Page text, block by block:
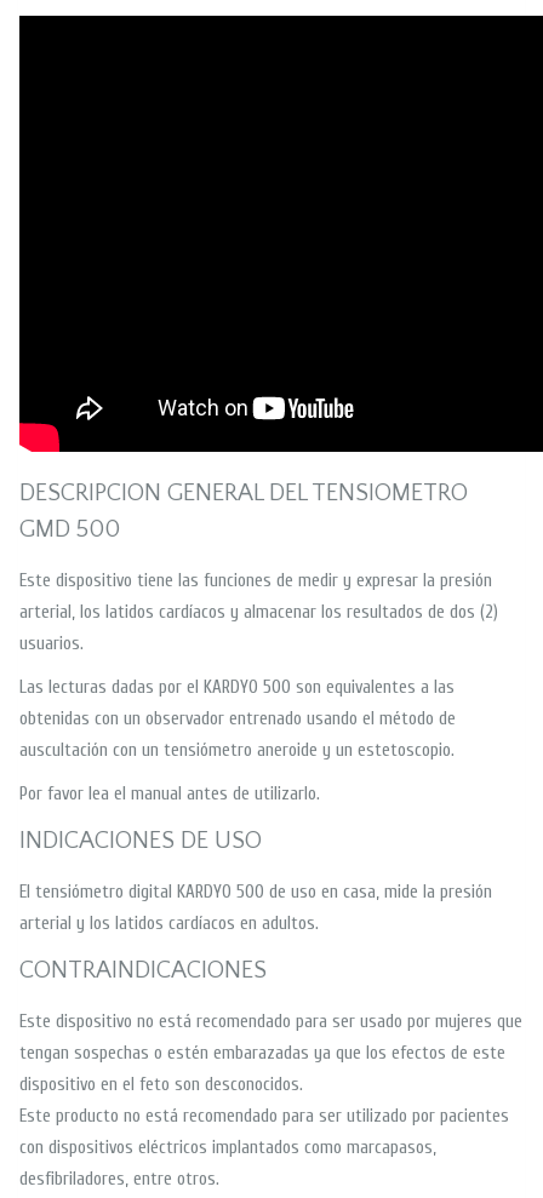
DESCRIPCION GENERAL DEL TENSIOMETRO
GMD 500
Este dispositivo tiene las funciones de medir y expresar la presión
arterial, los latidos cardíacos y almacenar los resultados de dos (2)
usuarios.
Las lecturas dadas por el KARDYO 500 son equivalentes a las
obtenidas con un observador entrenado usando el método de
auscultación con un tensiómetro aneroide y un estetoscopio.
Por favor lea el manual antes de utilizarlo.
INDICACIONES DE USO
El tensiómetro digital KARDYO 500 de uso en casa, mide la presión
arterial y los latidos cardíacos en adultos.
CONTRAINDICACIONES
Este dispositivo no está recomendado para ser usado por mujeres que
tengan sospechas o estén embarazadas ya que los efectos de este
dispositivo en el feto son desconocidos.
Este producto no está recomendado para ser utilizado por pacientes
con dispositivos eléctricos implantados como marcapasos,
desfibriladores, entre otros.